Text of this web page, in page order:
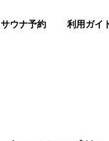
サウナ予約 利用ガイ